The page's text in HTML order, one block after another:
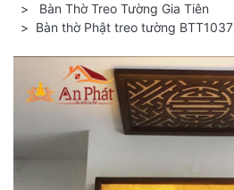
Bàn Thờ Treo Tường Gia Tiên
Bàn thờ Phật treo tường BTT1037